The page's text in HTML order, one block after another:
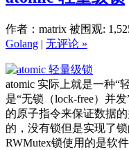
作者：matrix 被围观:
Golang | 无评论 »
atomic 实际上就是一种“
是“无锁（lock-free）并
的原子指令来保证数据
的，没有锁但是实现了锁
RWMutex锁使用的是软